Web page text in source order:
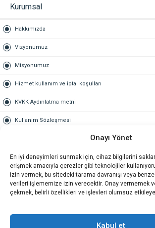
Onayı Yönet
En iyi deneyimleri sunmak için, cihaz bilgilerini
erişmek amacıyla çerezler gibi teknolojiler
izin vermek, bu sitedeki tarama davranışı veya
verileri işlememize izin verecektir. Onay vermemek
çekmek, belirli özellikleri ve işlevleri olumsuz
Kabul et
Kurumsal
Hakkımızda
Vizyonumuz
Misyonumuz
Hizmet kullanım ve iptal koşulları
KVKK Aydınlatma metni
Kullanım Sözleşmesi
Gold üyelik nedir
Kariyer